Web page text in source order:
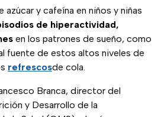
azúcar y cafeína en niños y niñas
de hiperactividad,
en los patrones de sueño, como
fuente de estos altos niveles de
refrescosde cola.
Branca, director del
y Desarrollo de la